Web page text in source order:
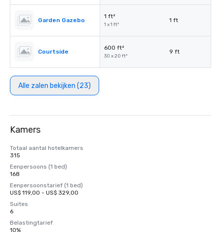
Garden Gazebo
1 ft²
1 x 1 ft²
1 ft
Courtside
600 ft²
30 x 20 ft²
9 ft
Alle zalen bekijken (23)
Kamers
Totaal aantal hotelkamers
315
Eenpersoons (1 bed)
168
Eenpersoonstarief (1 bed)
US$ 119,00 - US$ 329,00
Suites
6
Belastingtarief
10%